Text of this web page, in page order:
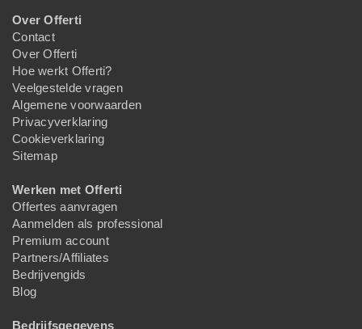
Over Offerti
Contact
Over Offerti
Hoe werkt Offerti?
Veelgestelde vragen
Algemene voorwaarden
Privacyverklaring
Cookieverklaring
Sitemap
Werken met Offerti
Offertes aanvragen
Aanmelden als professional
Premium account
Partners/Affiliates
Bedrijvengids
Blog
Bedrijfsgegevens